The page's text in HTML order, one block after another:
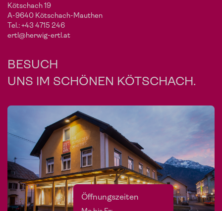
Kötschach 19
A-9640 Kötschach-Mauthen
Tel.:+43 4715 246
ertl@herwig-ertl.at
BESUCH
UNS IM SCHÖNEN KÖTSCHACH.
Öffnungszeiten